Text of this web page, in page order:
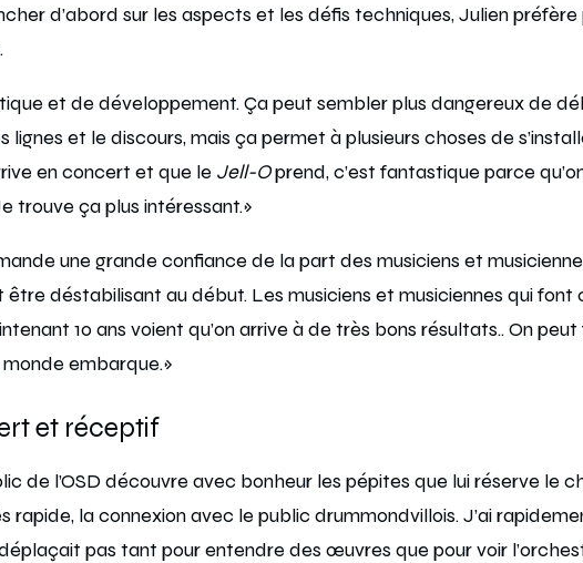
d’abord sur les aspects et les défis techniques, Julien préfère
et de développement. Ça peut sembler plus dangereux de
lignes et le discours, mais ça permet à plusieurs choses de
en concert et que le Jell-Oprend, c’est fantastique parce
trouve ça plus intéressant.»
une grande confiance de la part des musiciens et
être déstabilisant au début. Les musiciens et musiciennes qui font
10 ans voient qu’on arrive à de très bons résultats.. On
embarque.»
et réceptif
de l’OSD découvre avec bonheur les pépites que lui réserve le
rapide, la connexion avec le public drummondvillois. J’ai
déplaçait pas tant pour entendre des œuvres que pour voir